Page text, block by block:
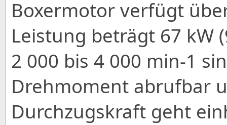
Boxermotor verfügt
Leistung beträgt 67 kW
2 000 bis 4 000 min-1
Drehmoment abrufbar
Durchzugskraft geht